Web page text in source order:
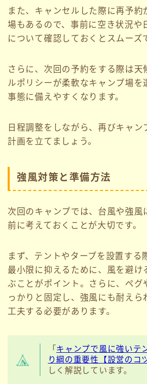
また、キャンセルした際に再予約
場もあるので、事前に空き状況や
について確認しておくとスムーズ
さらに、次回の予約をする際は天
ルポリシーが柔軟なキャンプ場を
事態に備えやすくなります。
日程調整をしながら、再びキャン
計画を立てましょう。
強風対策と準備方法
次回のキャンプでは、台風や強風
前に考えておくことが大切です。
まず、テントやタープを設置する
最小限に抑えるために、風を避け
ぶことがポイント。さらに、ペグ
っかりと固定し、強風にも耐えら
工夫する必要があります。
「 キャンプで風に強いテ
り綱の重要性【設営のコ
しく解説しています。